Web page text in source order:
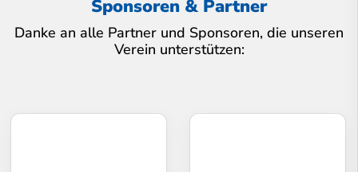
Sponsoren & Partner
Danke an alle Partner und Sponsoren, die unseren
Verein unterstützen: